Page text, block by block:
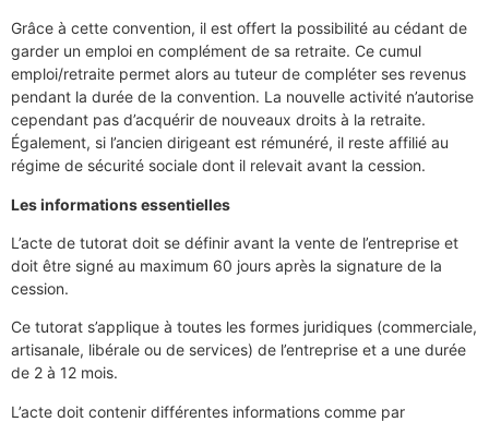
Grâce à cette convention, il est offert la possibilité au cédant de
garder un emploi en complément de sa retraite. Ce cumul
emploi/retraite permet alors au tuteur de compléter ses revenus
pendant la durée de la convention. La nouvelle activité n’autorise
cependant pas d’acquérir de nouveaux droits à la retraite.
Également, si l’ancien dirigeant est rémunéré, il reste affilié au
régime de sécurité sociale dont il relevait avant la cession.
Les informations essentielles
L’acte de tutorat doit se définir avant la vente de l’entreprise et
doit être signé au maximum 60 jours après la signature de la
cession.
Ce tutorat s’applique à toutes les formes juridiques (commerciale,
artisanale, libérale ou de services) de l’entreprise et a une durée
de 2 à 12 mois.
L’acte doit contenir différentes informations comme par